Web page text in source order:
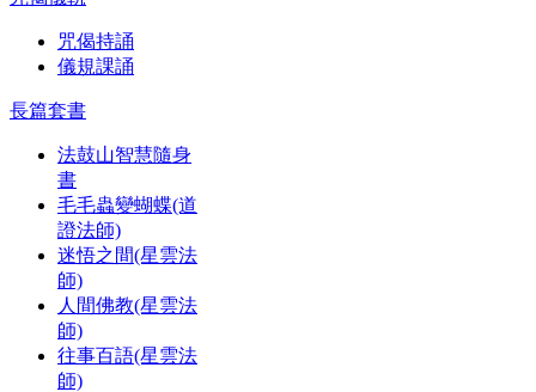
咒偈持誦
儀規課誦
長篇套書
法鼓山智慧隨身
書
毛毛蟲變蝴蝶(道
證法師)
迷悟之間(星雲法
師)
人間佛教(星雲法
師)
往事百語(星雲法
師)